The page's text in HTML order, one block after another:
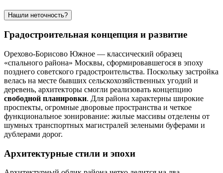
Нашли неточность?
Градостроительная концепция и развитие
Орехово-Борисово Южное — классический образец
«спального района» Москвы, сформировавшегося в эпоху
позднего советского градостроительства. Поскольку застройка
велась на месте бывших сельскохозяйственных угодий и
деревень, архитекторы смогли реализовать концепцию
свободной планировки. Для района характерны широкие
проспекты, огромные дворовые пространства и четкое
функциональное зонирование: жилые массивы отделены от
шумных транспортных магистралей зелеными буферами и
дублерами дорог.
Архитектурные стили и эпохи